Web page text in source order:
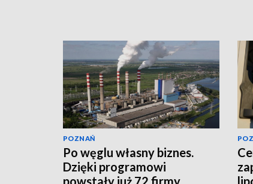
POZNAŃ
Po węglu własny biznes.
Dzięki programowi
powstały już 72 firmy